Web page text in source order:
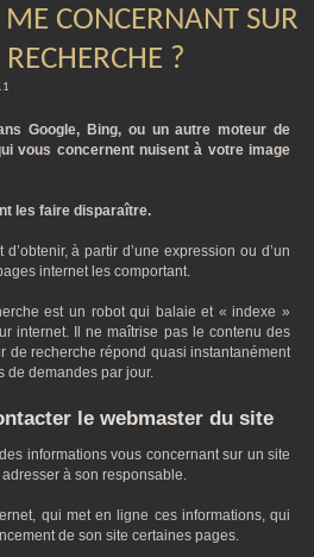
CONCERNANT SUR
?
Google, Bing, ou un autre moteur de
vous concernent nuisent à votre image
les faire disparaître.
à partir d’une expression ou d’un
internet les comportant.
est un robot qui balaie et « indexe »
internet. Il ne maîtrise pas le contenu des
de recherche répond quasi instantanément
de demandes par jour.
le webmaster du site
informations vous concernant sur un site
à son responsable.
qui met en ligne ces informations, qui
de son site certaines pages.